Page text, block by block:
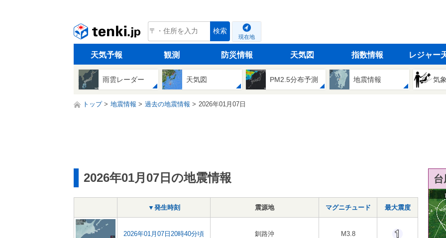
tenki.jp 検索
現在地
天気予報 観測 防災情報 天気図 指数情報 レジャー
雨雲レーダー 天気図 PM2.5分布予測 地震情報 気
トップ 地震情報 過去の地震情報 2026年01月07日
2026年01月07日の地震情報
▼発生時刻 震源地 マグニチュード 最大震度
2026年01月07日20時40分頃 釧路沖 M3.8